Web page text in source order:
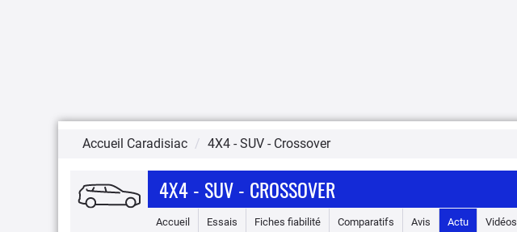
Accueil Caradisiac 4X4 - SUV - Crossover
4X4 - SUV - CROSSOVER
Accueil Essais Fiches fiabilité Comparatifs Avis Actu Vidéos